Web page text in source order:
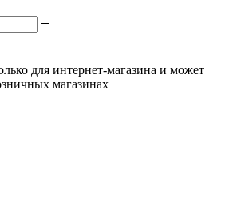
для интернет-магазина и может
магазинах